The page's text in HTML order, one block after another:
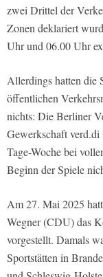
zwei Drittel der
Zonen deklariert
Uhr und 06.00 Uhr
Allerdings hatten die
öffentlichen
nichts: Die Berliner
Gewerkschaft
Tage-Woche bei
Beginn der Spiele
Am 27. Mai 2025
Wegner (CDU) das
vorgestellt. Damals
Sportstätten in